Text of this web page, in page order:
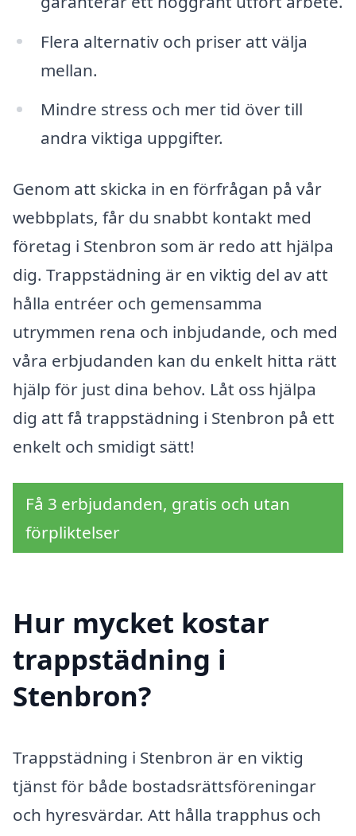
Flera alternativ och priser att välja
mellan.
Mindre stress och mer tid över till
andra viktiga uppgifter.
Genom att skicka in en förfrågan på vår
webbplats, får du snabbt kontakt med
företag i Stenbron som är redo att hjälpa
dig. Trappstädning är en viktig del av att
hålla entréer och gemensamma
utrymmen rena och inbjudande, och med
våra erbjudanden kan du enkelt hitta rätt
hjälp för just dina behov. Låt oss hjälpa
dig att få trappstädning i Stenbron på ett
enkelt och smidigt sätt!
Få 3 erbjudanden, gratis och utan
förpliktelser
Hur mycket kostar
trappstädning i
Stenbron?
Trappstädning i Stenbron är en viktig
tjänst för både bostadsrättsföreningar
och hyresvärdar. Att hålla trapphus och